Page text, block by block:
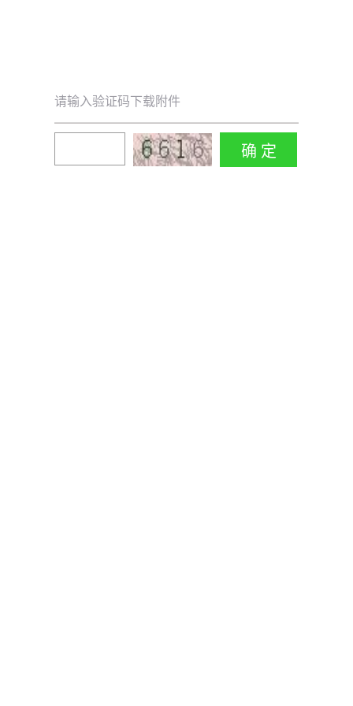
请输入验证码下载附件